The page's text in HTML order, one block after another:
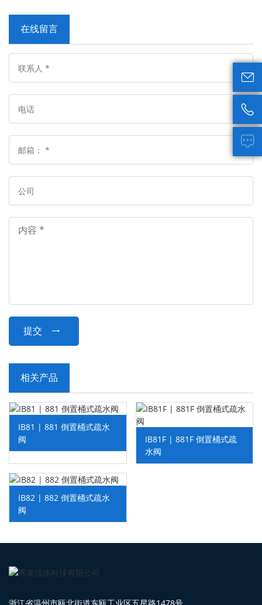
在线留言
提交 
相关产品
IB81 | 881 倒置桶式疏水
阀
IB81F | 881F 倒置桶式疏
水阀
IB82 | 882 倒置桶式疏水
阀


